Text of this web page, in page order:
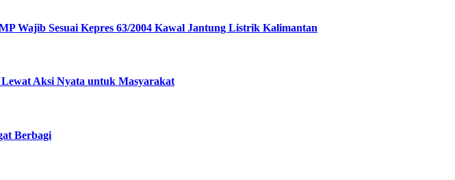
Wajib Sesuai Kepres 63/2004 Kawal Jantung Listrik Kalimantan
Aksi Nyata untuk Masyarakat
Berbagi